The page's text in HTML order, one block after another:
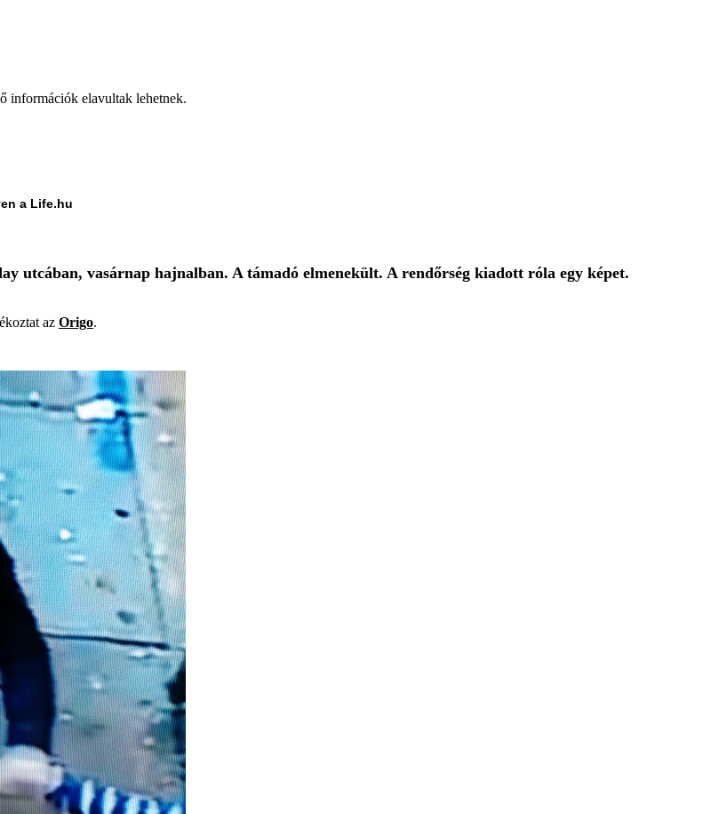
információk elavultak lehetnek.
a Life.hu
utcában, vasárnap hajnalban. A támadó elmenekült. A rendőrség kiadott róla egy képet.
az Origo.